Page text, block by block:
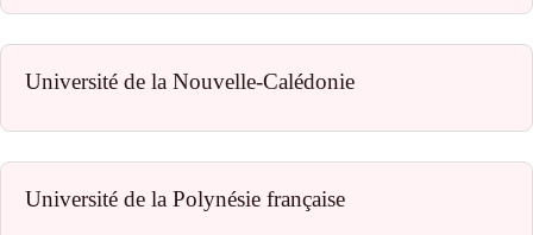
Université de la Nouvelle-Calédonie
Université de la Polynésie française